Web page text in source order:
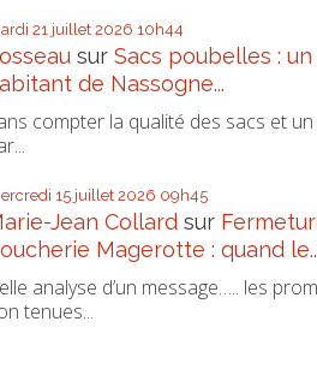
21 juillet 2026 10h44
surSacs poubelles : un
de Nassogne...
compter la qualité des sacs et
15 juillet 2026 09h45
Jean Collard sur
Magerotte : quand
analyse d’un message….. les
tenues...